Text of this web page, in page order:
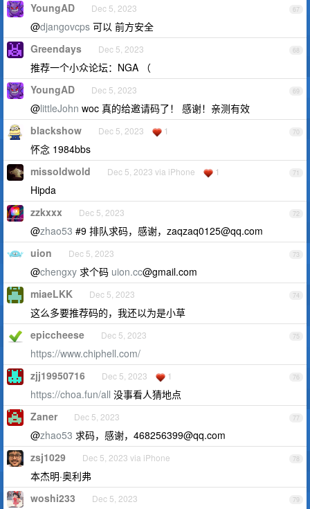
67
YoungAD Dec 5, 2023
@djangovcps 可以 前方安全
68
Greendays Dec 5, 2023
推荐一个小众论坛：NGA （
69
YoungAD Dec 5, 2023
@littleJohn woc 真的给邀请码了！ 感谢！亲测有效
70
blackshow Dec 5, 2023 1
怀念 1984bbs
71
missoldwold Dec 5, 2023 via iPhone 1
Hipda
72
zzkxxx Dec 5, 2023
@zhao53 #9 排队求码，感谢， zaqzaq0125@qq.com
73
uion Dec 5, 2023
@chengxy 求个码 uion.cc@gmail.com
74
miaeLKK Dec 5, 2023
这么多要推荐码的，我还以为是小草
75
epiccheese Dec 5, 2023
https://www.chiphell.com/
76
zjj19950716 Dec 5, 2023 1
https://choa.fun/all 没事看人猜地点
77
Zaner Dec 5, 2023
@zhao53 求码，感谢， 468256399@qq.com
78
zsj1029 Dec 5, 2023 via iPhone
本杰明·奥利弗
79
woshi233 Dec 5, 2023